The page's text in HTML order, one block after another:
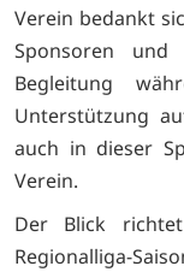
Verein bedankt
Sponsoren
Begleitung
Unterstützung
auch in dieser
Verein.
Der Blick
Regionalliga-